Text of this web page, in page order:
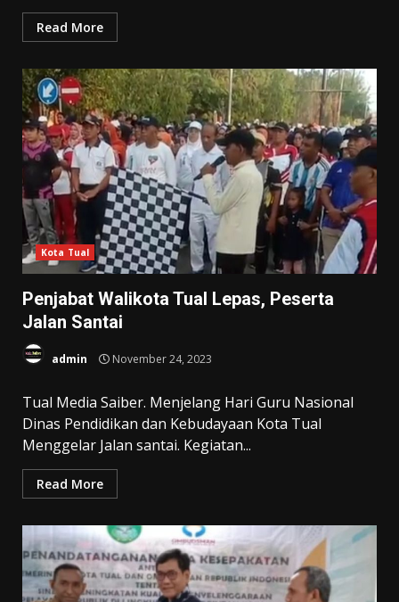
Read More
Kota Tual
Penjabat Walikota Tual Lepas, Peserta
Jalan Santai
admin November 24, 2023
Tual Media Saiber. Menjelang Hari Guru Nasional
Dinas Pendidikan dan Kebudayaan Kota Tual
Menggelar Jalan santai. Kegiatan...
Read More